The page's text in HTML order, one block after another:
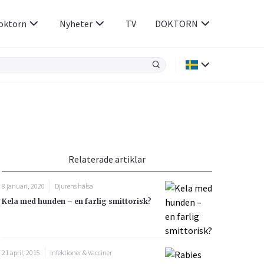
Rörelseapparaten
Sex & Samliv
Sömn & Stress
Nyheter TV DOKTORN
Relaterade artiklar
8 januari, 2020
Djurens hälsa
Kela med hunden – en farlig smittorisk?
21 april, 2015
Infektioner & Vacciner